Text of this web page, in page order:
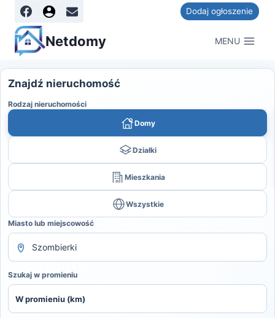
Dodaj ogłoszenie
Netdomy MENU
Znajdź nieruchomość
Rodzaj nieruchomości
Domy
Działki
Mieszkania
Wszystkie
Miasto lub miejscowość
Szukaj w promieniu